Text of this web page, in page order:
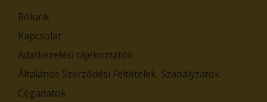
Rólunk
Kapcsolat
Adatkezelési tájékoztatók
Általános Szerződési Feltételek, Szabályzatok
Cégadatok